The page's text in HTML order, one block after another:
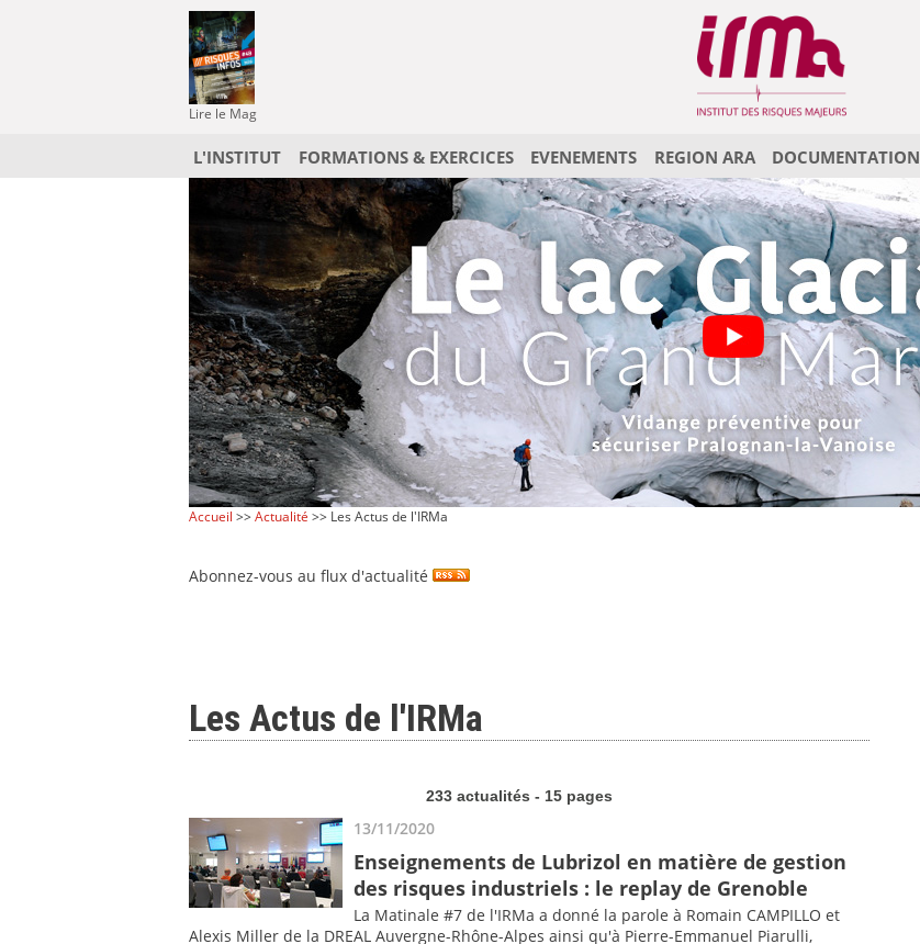
Lire le Mag
L'INSTITUT FORMATIONS & EXERCICES EVENEMENTS REGION ARA DOCUMENTATION
Accueil >>Actualité >> Les Actus de l'IRMa
Abonnez-vous au flux d'actualité
Les Actus de l'IRMa
233 actualités - 15 pages
13/11/2020
Enseignements de Lubrizol en matière de gestion
des risques industriels : le replay de Grenoble
La Matinale #7 de l'IRMa a donné la parole à Romain CAMPILLO et
Alexis Miller de la DREAL Auvergne-Rhône-Alpes ainsi qu'à Pierre-Emmanuel Piarulli,